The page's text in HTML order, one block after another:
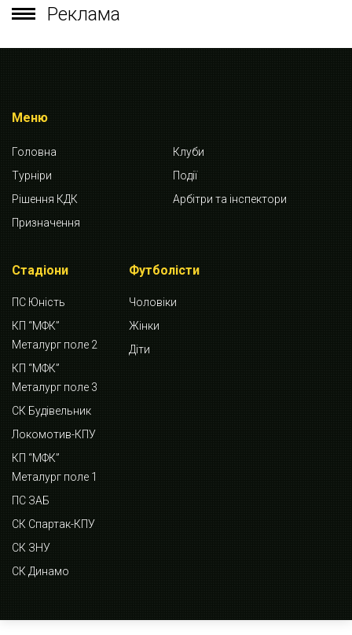
Реклама
Меню
Головна
Клуби
Турніри
Події
Рішення КДК
Арбітри та інспектори
Призначення
Стадіони
ПС Юність
КП “МФК”
Металург поле 2
КП “МФК”
Металург поле 3
СК Будівельник
Локомотив-КПУ
КП “МФК”
Металург поле 1
ПС ЗАБ
СК Спартак-КПУ
СК ЗНУ
СК Динамо
Футболісти
Чоловіки
Жінки
Діти